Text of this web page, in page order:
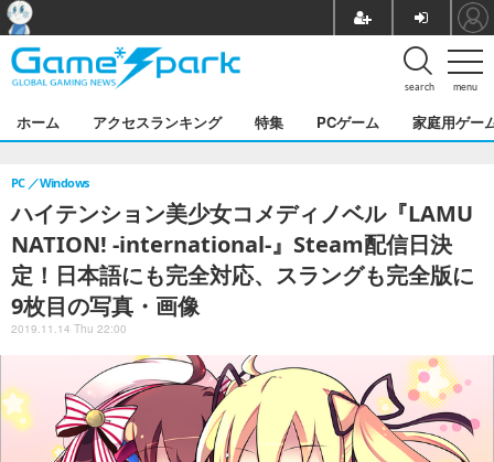
menu
search
ホーム アクセスランキング 特集 PCゲーム 家庭用ゲー
ハイテンション美少女コメディノベル『LAMU
NATION! -international-』Steam配信日決
定！日本語にも完全対応、スラングも完全版に
9枚目の写真・画像
PC Windows
2019.11.14 Thu 22:00